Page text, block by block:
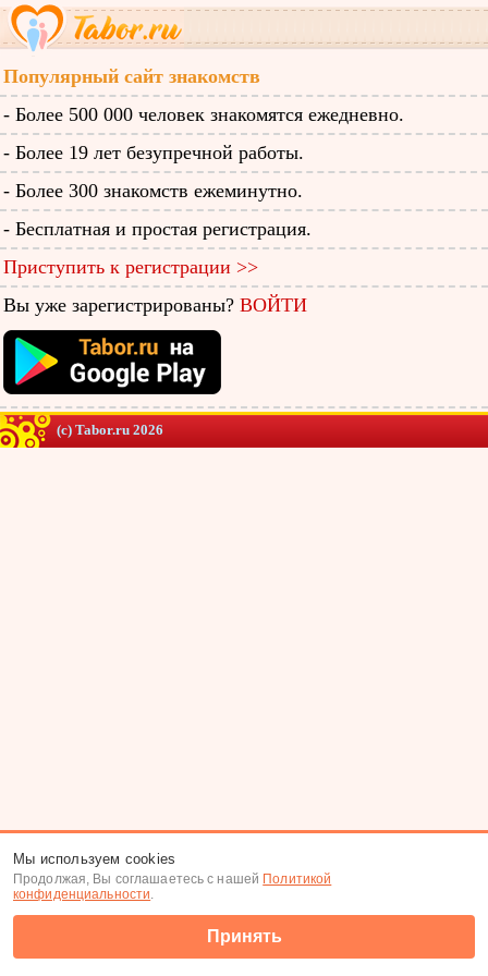
Популярный сайт знакомств
- Более 500 000 человек знакомятся ежедневно.
- Более 19 лет безупречной работы.
- Более 300 знакомств ежеминутно.
- Бесплатная и простая регистрация.
Приступить к регистрации >>
Вы уже зарегистрированы? ВОЙТИ
(c) Tabor.ru 2026
Мы используем cookies
Продолжая, Вы соглашаетесь с нашей Политикой
конфиденциальности.
Принять